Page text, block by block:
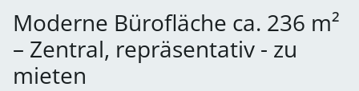
Moderne Bürofläche ca. 236 m²
– Zentral, repräsentativ - zu
mieten